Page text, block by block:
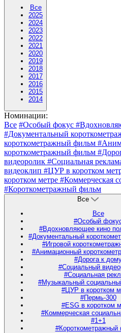
Все
2025
2024
2023
2022
2021
2020
2019
2018
2017
2016
2015
2014
Номинации:
Все #Особый фокус
#Документальный
короткометражный фильм
короткометражный фильм
видеоролик #Социальная
видеоклип #ЦУР в коротком
коротком метре #Коммерческая
#Короткометражный фильм
Все
Все
#Особый
#Вдохновляющее кино
#Документальный
#Игровой
#Анимационный
#Дорога к
#Социальный
#Социальная
#Музыкальный
#ЦУР в коротком
#Пермь-300
#ESG в коротком
#Коммерческая
#1+1